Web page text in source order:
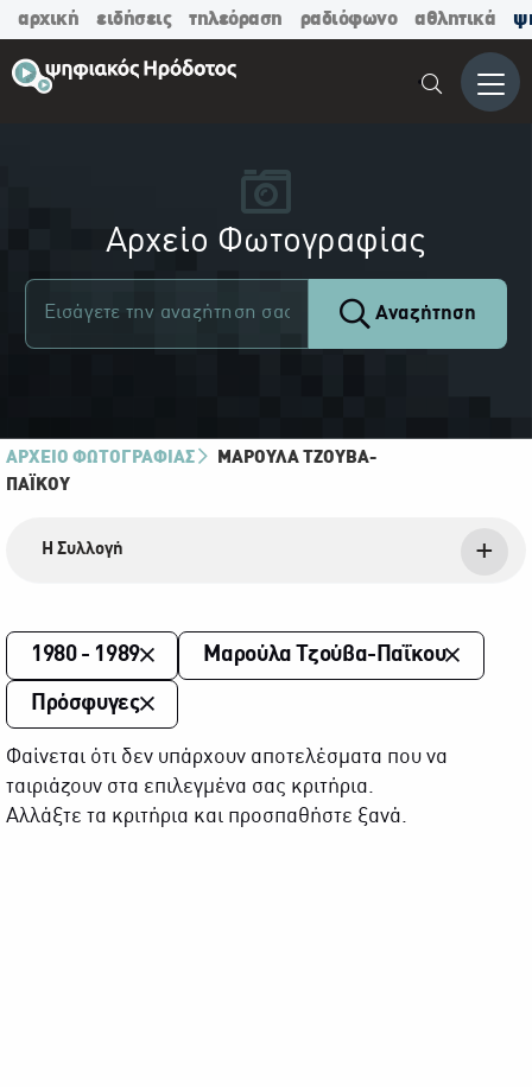
αρχική ειδήσεις τηλεόραση ραδιόφωνο αθλητικά
Μενού
Αρχείο Φωτογραφίας
Αναζήτηση
ΑΡΧΕΙΟ ΦΩΤΟΓΡΑΦΙΑΣ
ΜΑΡΟΎΛΑ ΤΖΟΎΒΑ-
ΠΑΪ́ΚΟΥ
Η Συλλογή
1980 - 1989 Μαρούλα Τζούβα-Παΐκου
Πρόσφυγες
Φαίνεται ότι δεν υπάρχουν αποτελέσματα που να
ταιριάζουν στα επιλεγμένα σας κριτήρια.
Αλλάξτε τα κριτήρια και προσπαθήστε ξανά.